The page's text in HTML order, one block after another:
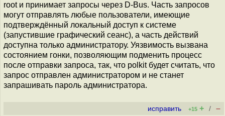
root и принимает запросы через D-Bus. Часть запросов
могут отправлять любые пользователи, имеющие
подтверждённый локальный доступ к системе
(запустившие графический сеанс), а часть действий
доступна только администратору. Уязвимость вызвана
состоянием гонки, позволяющим подменить процесс
после отправки запроса, так, что polkit будет считать, что
запрос отправлен администратором и не станет
запрашивать пароль администратора.
исправить +15 + / –